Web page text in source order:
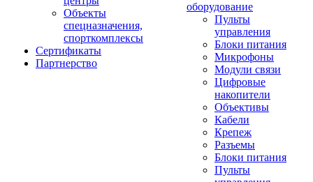
Объекты
спецназначения,
спорткомплексы
Сертификаты
Партнерство
оборудование
Пульты
управления
Блоки питания
Микрофоны
Модули связи
Цифровые
накопители
Объективы
Кабели
Крепеж
Разъемы
Блоки питания
Пульты